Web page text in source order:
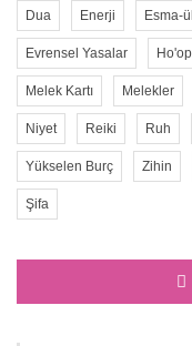
Dua Enerji Esma-
Evrensel Yasalar
Melek Kartı Melekler
Niyet Reiki Ruh
Yükselen Burç Zihin
Şifa